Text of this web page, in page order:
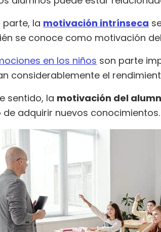
parte, la motivación intrínseca
se conoce como motivación
en los niños son parte
considerablemente el
sentido, la motivación del
de adquirir nuevos conocimientos.